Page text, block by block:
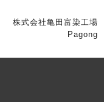
株式会社亀田富染工場
Pagong